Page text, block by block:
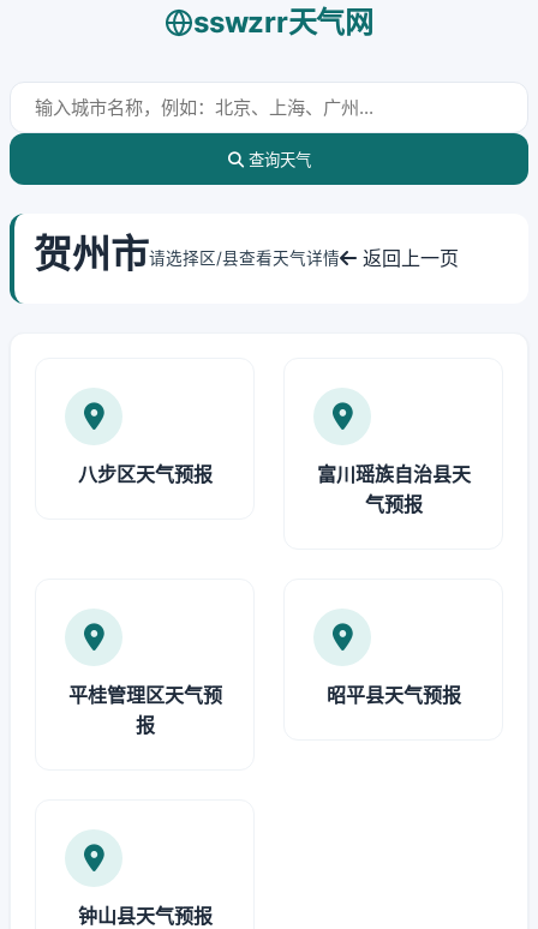
sswzrr天气网
查询天气
贺州市请选择区/县查看天气详情 返回上一页
八步区天气预报
富川瑶族自治县天
气预报
平桂管理区天气预
报
昭平县天气预报
钟山县天气预报